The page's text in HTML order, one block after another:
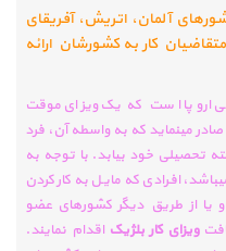
آلمان، اتریش، آفریقای
کار به کشورشان ارائه
اروپا است که یک ویزای موقت
می­نماید که به واسطه آن، فرد
تحصیلی خود بیابد. با توجه به
افرادی که مایل به کار کردن
و یا از طریق دیگر کشورهای عضو
ویزای کار بلژیک اقدام نمایند.